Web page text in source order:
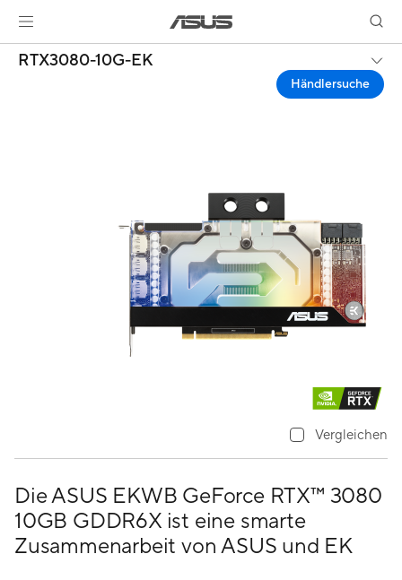
RTX3080-10G-EK
Händlersuche
Die ASUS EKWB GeForce RTX™ 3080
10GB GDDR6X ist eine smarte
Zusammenarbeit von ASUS und EK
Vergleichen